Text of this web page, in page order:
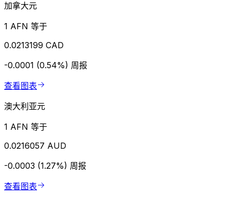
加拿大元
1 AFN 等于
0.0213199 CAD
-0.0001 (0.54%) 周报
查看图表
澳大利亚元
1 AFN 等于
0.0216057 AUD
-0.0003 (1.27%) 周报
查看图表